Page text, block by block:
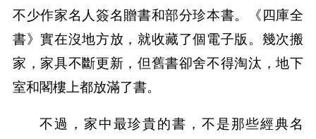
不少作家名人簽名贈書和部分珍本書。《四庫全
書》實在沒地方放，就收藏了個電子版。幾次搬
家，家具不斷更新，但舊書卻舍不得淘汰，地下
室和閣樓上都放滿了書。
不過，家中最珍貴的書，不是那些經典名